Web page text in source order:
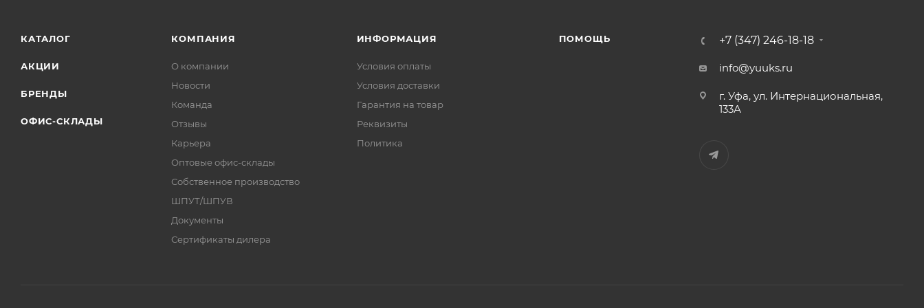
КАТАЛОГ
АКЦИИ
БРЕНДЫ
ОФИС-СКЛАДЫ
КОМПАНИЯ
О компании
Новости
Команда
Отзывы
Карьера
Оптовые офис-склады
Собственное производство
ШПУТ/ШПУВ
Документы
Сертификаты дилера
ИНФОРМАЦИЯ
Условия оплаты
Условия доставки
Гарантия на товар
Реквизиты
Политика
ПОМОЩЬ +7 (347) 246-18-18
info@yuuks.ru
г. Уфа, ул. Интернациональная,
133А